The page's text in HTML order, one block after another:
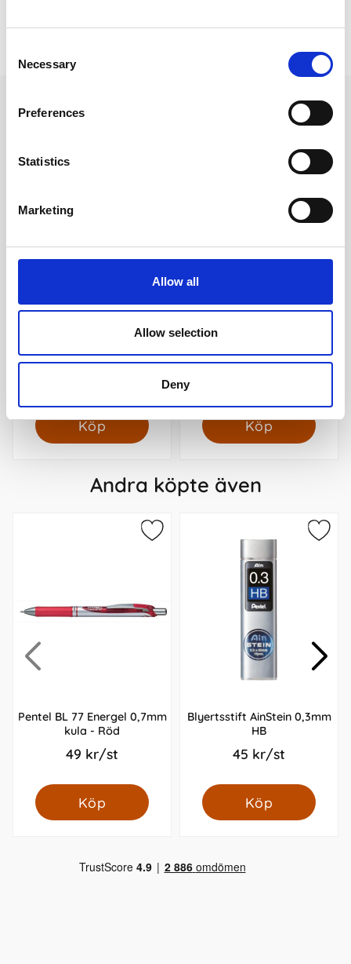
Selection
Necessary
Preferences
Statistics
Marketing
Allow all
Allow selection
Deny
Prishistorik
Lägsta pris senaste 30 dagarna är 399 kr (2026-08-09)
Andra tittade även på
Moleskine Ruled Classic
Notebook Large - Reef
Blue 13x21cm
Köp
Moleskine Classic Hard
Large Ruled Notebook
Myrtle Green
Köp
Andra köpte även
Pentel BL 77 Energel 0,7mm
kula - Röd
49 kr/st
Köp
Blyertsstift AinStein 0,3mm
HB
45 kr/st
Köp